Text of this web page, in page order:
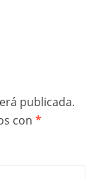
publicada.
con *